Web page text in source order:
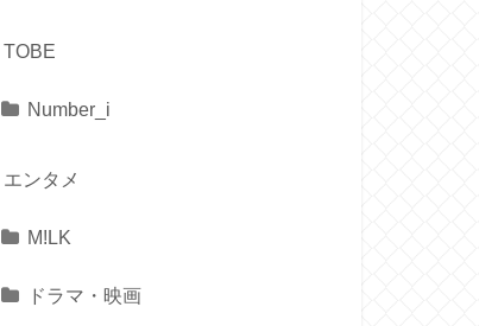
TOBE
Number_i
エンタメ
M!LK
ドラマ・映画